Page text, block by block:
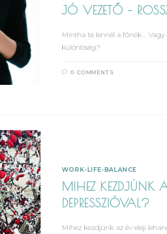
JÓ VEZETŐ –
Mintha te lennél a főnök...
különbség?
0 COMMENTS
WORK-LIFE-BALANCE
MIHEZ KEZDJÜNK
DEPRESSZIÓVAL?
Mihez kezdjünk az év eleji